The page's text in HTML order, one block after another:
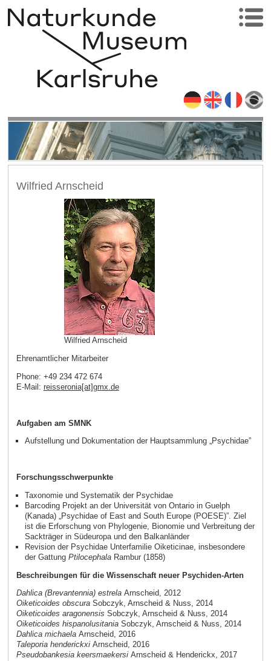
Wilfried Arnscheid
Wilfried Arnscheid
Ehrenamtlicher Mitarbeiter
Phone: +49 234 472 674
E-Mail: reisseronia[at]gmx.de
Aufgaben am SMNK
Aufstellung und Dokumentation der Hauptsammlung „Psychidae”
Forschungsschwerpunkte
Taxonomie und Systematik der Psychidae
Barcoding Projekt an der Universität von Ontario in Guelph
(Kanada) „Psychidae of East and South Europe (POESE)”. Ziel
ist die Erforschung von Phylogenie, Bionomie und Verbreitung der
Sackträger in Südeuropa und den Balkanländer
Revision der Psychidae Unterfamilie Oiketicinae, insbesondere
der Gattung PtilocephalaRambur (1858)
Beschreibungen für die Wissenschaft neuer Psychiden-Arten
Dahlica (Brevantennia) estrela Arnscheid, 2012
Oiketicoides obscura Sobczyk, Arnscheid & Nuss, 2014
Oiketicoides aragonensis Sobczyk, Arnscheid & Nuss, 2014
Oiketicoides hispanolusitania Sobczyk, Arnscheid & Nuss, 2014
Dahlica michaela Arnscheid, 2016
Taleporia henderickxi Arnscheid, 2016
Pseudobankesia keersmaekersi Arnscheid & Henderickx, 2017